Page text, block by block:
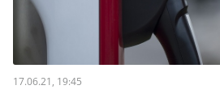
17.06.21, 19:45